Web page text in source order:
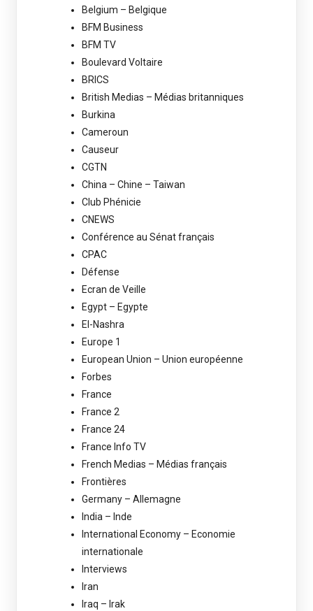
Belgium – Belgique
BFM Business
BFM TV
Boulevard Voltaire
BRICS
British Medias – Médias britanniques
Burkina
Cameroun
Causeur
CGTN
China – Chine – Taiwan
Club Phénicie
CNEWS
Conférence au Sénat français
CPAC
Défense
Ecran de Veille
Egypt – Egypte
El-Nashra
Europe 1
European Union – Union européenne
Forbes
France
France 2
France 24
France Info TV
French Medias – Médias français
Frontières
Germany – Allemagne
India – Inde
International Economy – Economie
internationale
Interviews
Iran
Iraq – Irak